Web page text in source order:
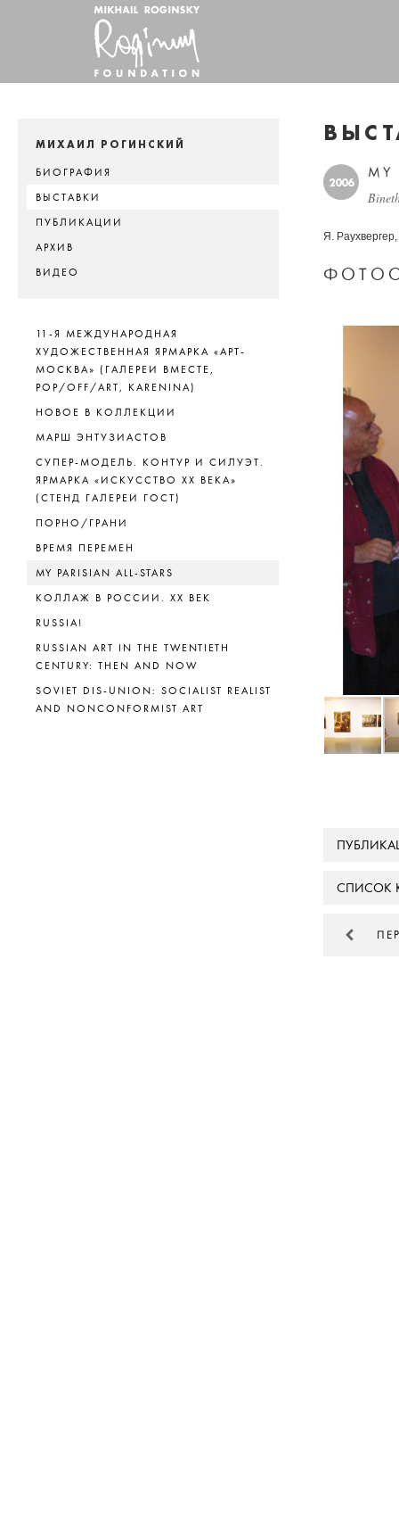
МИХАИЛ РОГИНСКИЙ
БИОГРАФИЯ
ВЫСТАВКИ
ПУБЛИКАЦИИ
АРХИВ
ВИДЕО
11-Я МЕЖДУНАРОДНАЯ
ХУДОЖЕСТВЕННАЯ ЯРМАРКА «АРТ-
МОСКВА» (ГАЛЕРЕИ ВМЕСТЕ,
POP/OFF/ART, KARENINA)
НОВОЕ В КОЛЛЕКЦИИ
МАРШ ЭНТУЗИАСТОВ
СУПЕР-МОДЕЛЬ. КОНТУР И СИЛУЭТ.
ЯРМАРКА «ИСКУССТВО ХХ ВЕКА»
(СТЕНД ГАЛЕРЕИ ГОСТ)
ПОРНО/ГРАНИ
ВРЕМЯ ПЕРЕМЕН
MY PARISIAN ALL-STARS
КОЛЛАЖ В РОССИИ. XX ВЕК
RUSSIA!
RUSSIAN ART IN THE TWENTIETH
CENTURY: THEN AND NOW
SOVIET DIS-UNION: SOCIALIST REALIST
AND NONCONFORMIST ART
2006
MY
Я.
СПИСОК